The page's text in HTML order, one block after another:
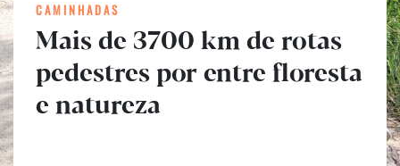
CAMINHADAS
Mais de 3700 km de rotas
pedestres por entre floresta
e natureza